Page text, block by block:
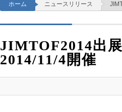
ホーム ニュースリリース
JIMTOF2014出
2014/11/4開催